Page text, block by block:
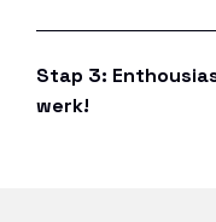
Stap 3:
werk!